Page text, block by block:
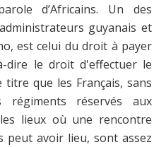
d’Africains. Un des
guyanais et
est celui du droit à payer
dire le droit d'effectuer le
que les Français, sans
réservés aux
lieux où une rencontre
peut avoir lieu, sont assez